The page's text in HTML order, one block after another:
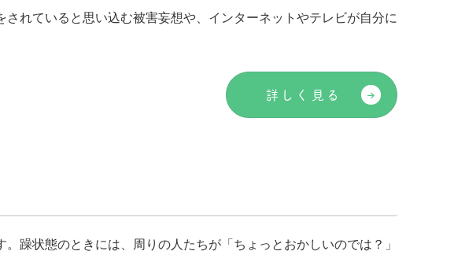
れていると思い込む被害妄想や、インターネットやテレビが自分に
詳しく見る
躁状態のときには、周りの人たちが「ちょっとおかしいのでは？」